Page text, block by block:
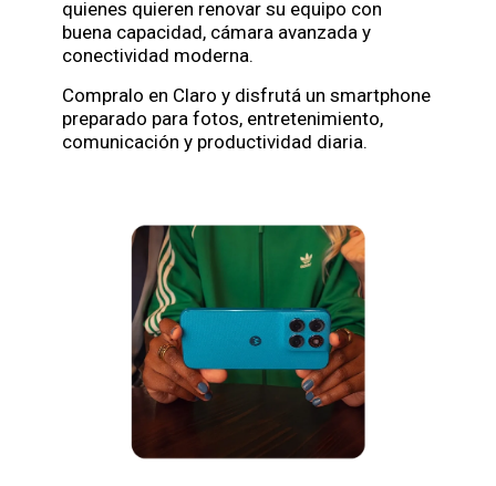
quienes quieren renovar su equipo con
buena capacidad, cámara avanzada y
conectividad moderna.
Compralo en Claro y disfrutá un smartphone
preparado para fotos, entretenimiento,
comunicación y productividad diaria.